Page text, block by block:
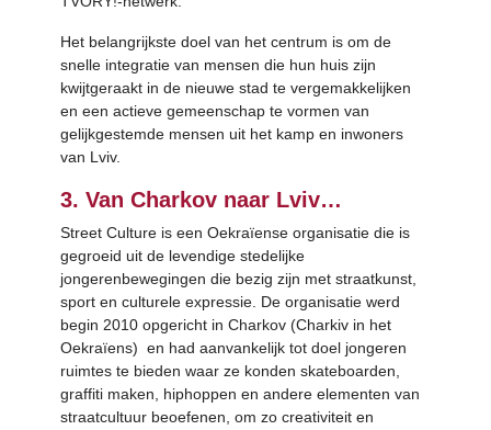
Het belangrijkste doel van het centrum is om de
snelle integratie van mensen die hun huis zijn
kwijtgeraakt in de nieuwe stad te vergemakkelijken
en een actieve gemeenschap te vormen van
gelijkgestemde mensen uit het kamp en inwoners
van Lviv.
3. Van Charkov naar Lviv…
Street Culture is een Oekraïense organisatie die is
gegroeid uit de levendige stedelijke
jongerenbewegingen die bezig zijn met straatkunst,
sport en culturele expressie. De organisatie werd
begin 2010 opgericht in Charkov (Charkiv in het
Oekraïens) en had aanvankelijk tot doel jongeren
ruimtes te bieden waar ze konden skateboarden,
graffiti maken, hiphoppen en andere elementen van
straatcultuur beoefenen, om zo creativiteit en